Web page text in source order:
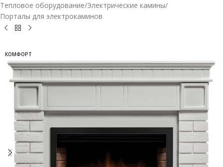
Тепловое оборудование/Электрические камины/
Порталы для электрокаминов
КОМФОРТ